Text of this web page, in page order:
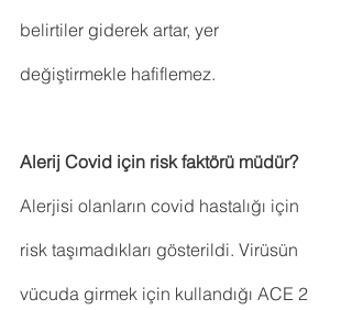
belirtiler giderek artar, yer
değiştirmekle hafiflemez.
Alerij Covid için risk faktörü müdür?
Alerjisi olanların covid hastalığı için
risk taşımadıkları gösterildi. Virüsün
vücuda girmek için kullandığı ACE 2